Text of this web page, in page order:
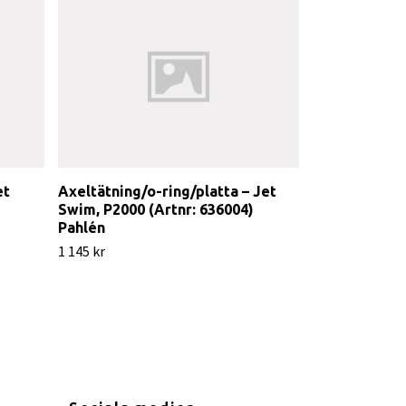
Axeltätning/o-ring/platta – Jet
Swim, P2000 (Artnr: 636004)
Pahlén
1 145 kr